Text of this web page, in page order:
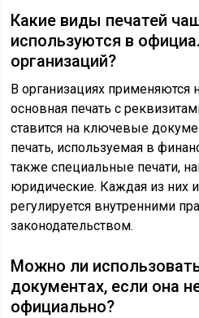
Какие виды печатей
используются в
организаций?
В организациях применяются
основная печать с
ставится на ключевые
печать, используемая в
также специальные печати,
юридические. Каждая из них
регулируется внутренними
законодательством.
Можно ли
документах, если она
официально?